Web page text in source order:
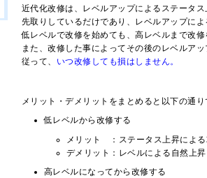
近代化改修は、レベルアップによるステータス
先取りしているだけであり、レベルアップに
低レベルで改修を始めても、高レベルまで改
また、改修した事によってその後のレベルア
従って、 いつ改修しても損はしません。
メリット・デメリットをまとめると以下の通り
低レベルから改修する
メリット ：ステータス上昇による
デメリット：レベルによる自然上
高レベルになってから改修する